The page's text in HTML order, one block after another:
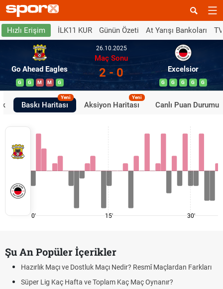
Hızlı Erişim İLK11 KUR Günün Özeti At Yarışı Bankoları
Go Ahead Eagles
G G M M G
26.10.2025
Maç Sonu
2 - 0 Excelsior
G G G G G
Baskı Haritası
Yeni
Aksiyon Haritası
Yeni
Canlı Puan Durumu
0' 15' 30'
Şu An Popüler İçerikler
Hazırlık Maçı ve Dostluk Maçı Nedir? Resmî Maçlardan Farkları
Süper Lig Kaç Hafta ve Toplam Kaç Maç Oynanır?